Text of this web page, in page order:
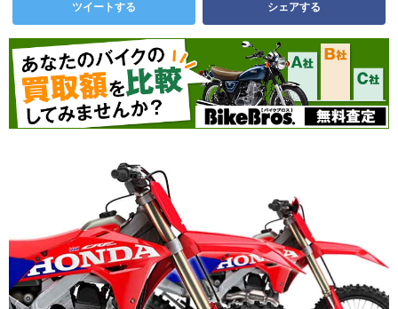
ツイートする シェアする